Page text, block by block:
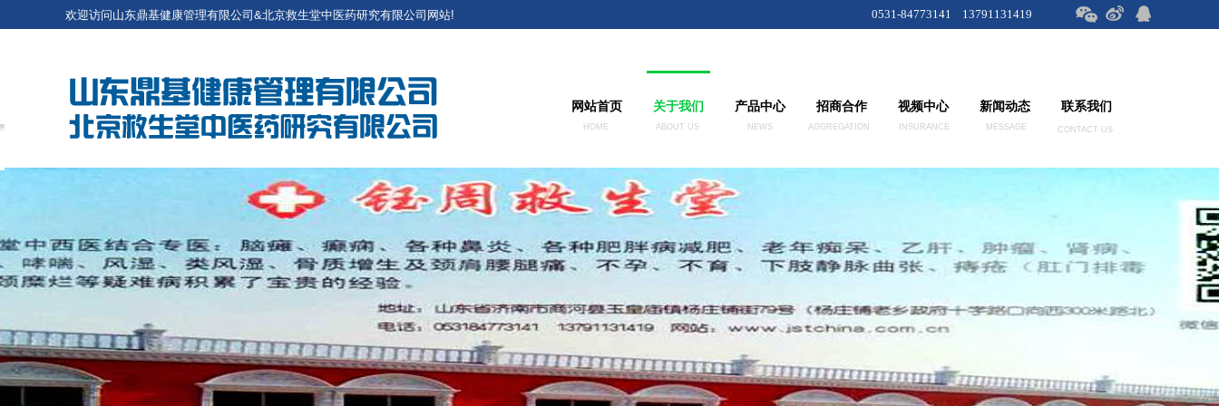
网站首页 关于我们 产品中心 招商合作 视频中心 新闻动态 联系我们
欢迎访问山东鼎基健康管理有限公司&北京救生堂中医药研究有限公司网站! 0531-84773141 13791131419
HOME ABOUT US NEWS AGGREGATION INSURANCE MESSAGE CONTACT US